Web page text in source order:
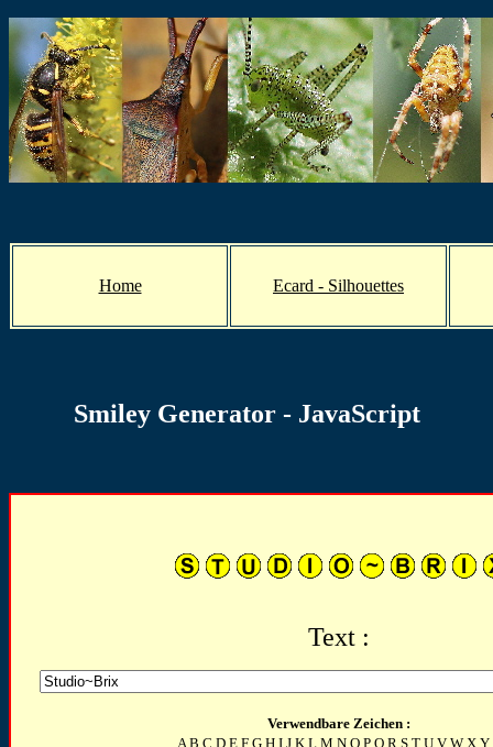
Home Ecard - Silhouettes
Smiley Generator - JavaScript
Text :
Verwendbare Zeichen :
A B C D E F G H I J K L M N O P Q R S T U V W X Y